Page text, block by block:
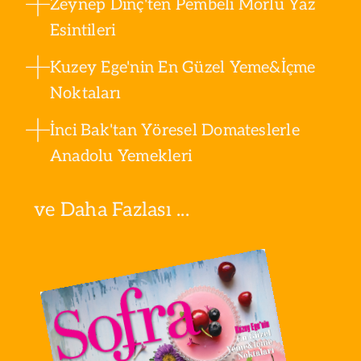
Zeynep Dinç'ten Pembeli Morlu Yaz
Esintileri
Kuzey Ege'nin En Güzel Yeme&İçme
Noktaları
İnci Bak'tan Yöresel Domateslerle
Anadolu Yemekleri
ve Daha Fazlası ...